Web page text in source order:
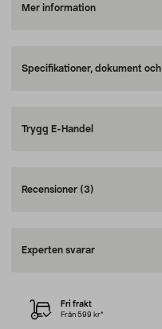
Mer information
Specifikationer, dokument
Trygg E-Handel
Recensioner (3)
Experten svarar
Fri frakt
Från 599 kr*